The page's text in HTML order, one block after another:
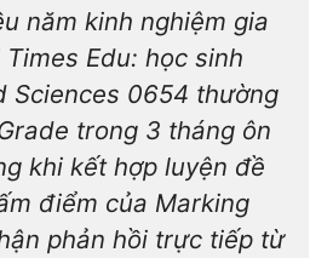
năm kinh nghiệm gia
Edu: học sinh
Sciences 0654 thường
trong 3 tháng ôn
khi kết hợp luyện đề
điểm của Marking
phản hồi trực tiếp từ